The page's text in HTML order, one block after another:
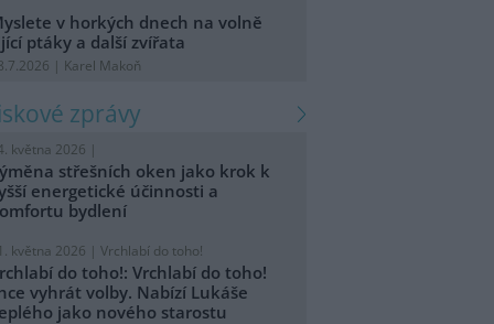
v horkých dnech na volně
ptáky a další zvířata
| Karel Makoň
zprávy
května 2026 |
střešních oken jako krok k
energetické účinnosti a
bydlení
května 2026 | Vrchlabí do toho!
do toho!: Vrchlabí do toho!
vyhrát volby. Nabízí Lukáše
jako nového starostu